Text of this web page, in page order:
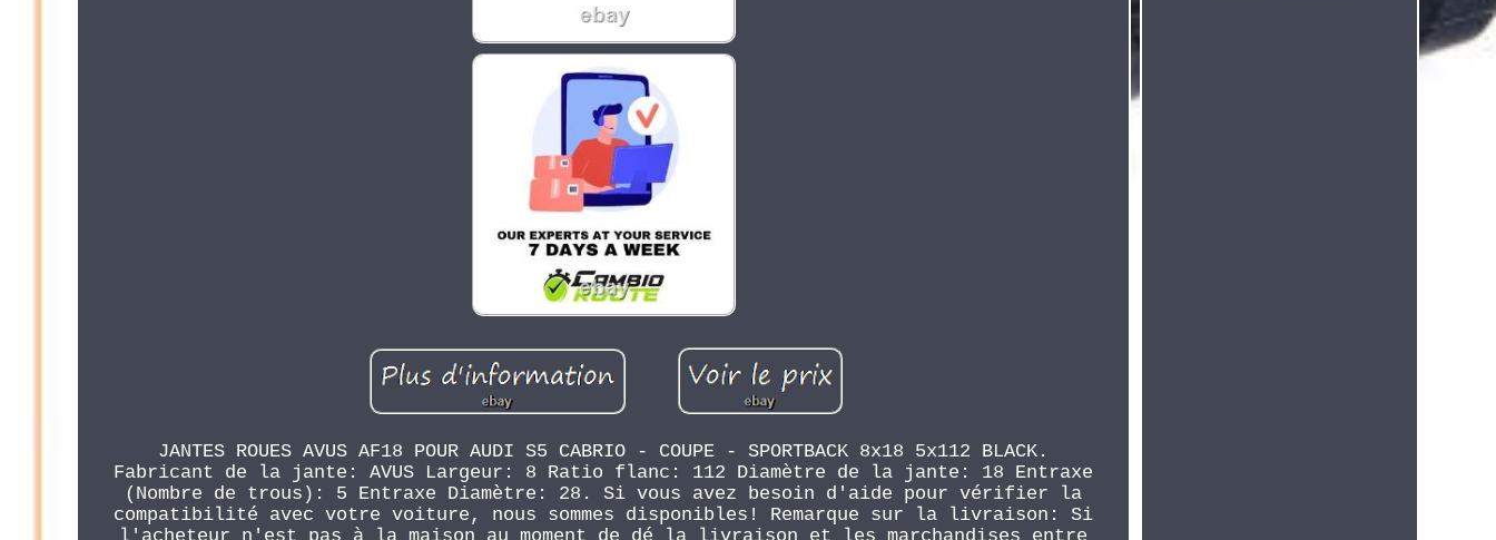
JANTES ROUES AVUS AF18 POUR AUDI S5 CABRIO - COUPE - SPORTBACK 8x18 5x112 BLACK.
Fabricant de la jante: AVUS Largeur: 8 Ratio flanc: 112 Diamètre de la jante: 18 Entraxe
(Nombre de trous): 5 Entraxe Diamètre: 28. Si vous avez besoin d'aide pour vérifier la
compatibilité avec votre voiture, nous sommes disponibles! Remarque sur la livraison: Si
l'acheteur n'est pas à la maison au moment de dé la livraison et les marchandises entre